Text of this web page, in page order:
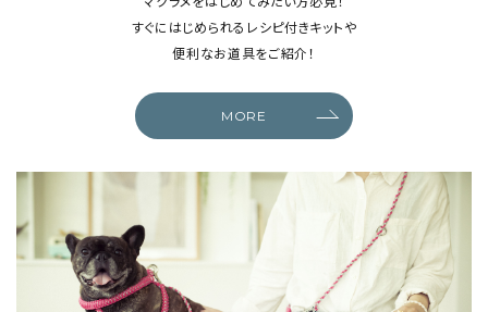
すぐにはじめられるレシピ付きキットや
便利なお道具をご紹介！
MORE